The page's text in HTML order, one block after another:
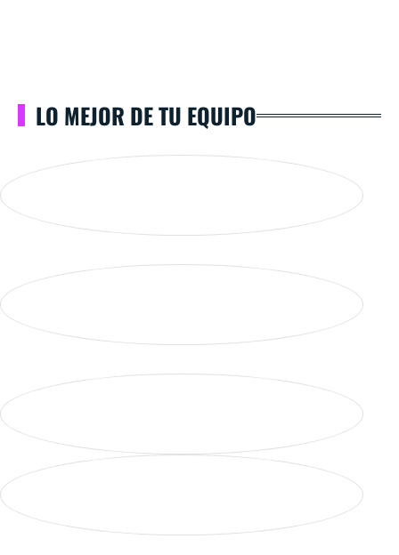
LO MEJOR DE TU EQUIPO